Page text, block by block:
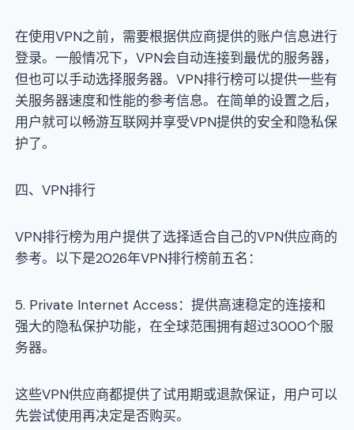
在使用VPN之前，需要根据供应商提供的账户信息进行
登录。一般情况下，VPN会自动连接到最优的服务器，
但也可以手动选择服务器。VPN排行榜可以提供一些有
关服务器速度和性能的参考信息。在简单的设置之后，
用户就可以畅游互联网并享受VPN提供的安全和隐私保
护了。
四、VPN排行
VPN排行榜为用户提供了选择适合自己的VPN供应商的
参考。以下是2026年VPN排行榜前五名：
5. Private Internet Access：提供高速稳定的连接和
强大的隐私保护功能，在全球范围拥有超过3000个服
务器。
这些VPN供应商都提供了试用期或退款保证，用户可以
先尝试使用再决定是否购买。